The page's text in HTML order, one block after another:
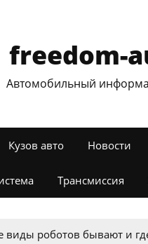
freedom-
Автомобильный
Кузов авто Новости
Трансмиссия
виды роботов бывают и